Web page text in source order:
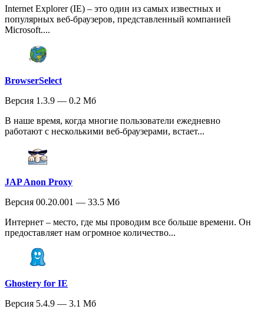
Internet Explorer (IE) – это один из самых известных и
популярных веб-браузеров, представленный компанией
Microsoft....
BrowserSelect
Версия 1.3.9 — 0.2 Мб
В наше время, когда многие пользователи ежедневно
работают с несколькими веб-браузерами, встает...
JAP Anon Proxy
Версия 00.20.001 — 33.5 Мб
Интернет – место, где мы проводим все больше времени. Он
предоставляет нам огромное количество...
Ghostery for IE
Версия 5.4.9 — 3.1 Мб